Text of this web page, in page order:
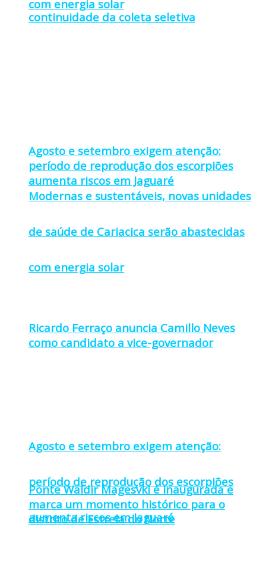
continuidade da coleta seletiva
Modernas e sustentáveis, novas unidades
de saúde de Cariacica serão abastecidas
com energia solar
Agosto e setembro exigem atenção:
período de reprodução dos escorpiões
aumenta riscos em Jaguaré
com energia solar
Agosto e setembro exigem atenção:
período de reprodução dos escorpiões
aumenta riscos em Jaguaré
Ricardo Ferraço anuncia Camillo Neves
como candidato a vice-governador
Ponte Waldir Magesvki é inaugurada e
marca um momento histórico para o
distrito de Estrela do Norte